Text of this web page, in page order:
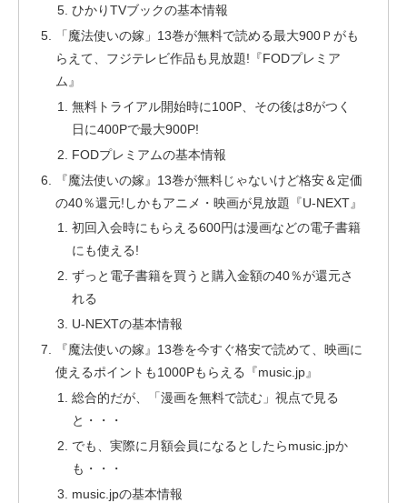
ひかりTVブックの基本情報
「魔法使いの嫁」13巻が無料で読める最大900Ｐがも
らえて、フジテレビ作品も見放題!『FODプレミア
ム』
無料トライアル開始時に100P、その後は8がつく
日に400Pで最大900P!
FODプレミアムの基本情報
『魔法使いの嫁』13巻が無料じゃないけど格安＆定価
の40％還元!しかもアニメ・映画が見放題『U-NEXT』
初回入会時にもらえる600円は漫画などの電子書籍
にも使える!
ずっと電子書籍を買うと購入金額の40％が還元さ
れる
U-NEXTの基本情報
『魔法使いの嫁』13巻を今すぐ格安で読めて、映画に
使えるポイントも1000Pもらえる『music.jp』
総合的だが、「漫画を無料で読む」視点で見る
と・・・
でも、実際に月額会員になるとしたらmusic.jpか
も・・・
music.jpの基本情報